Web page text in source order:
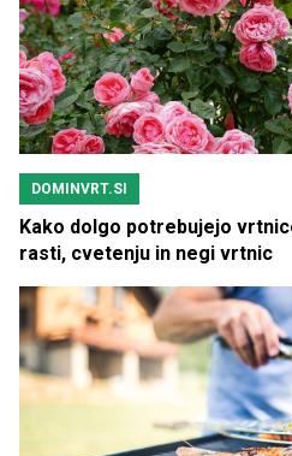
DOMINVRT.SI
Kako dolgo potrebujejo
rasti, cvetenju in negi vrtnic